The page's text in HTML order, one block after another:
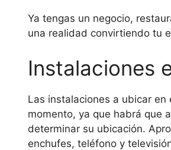
Ya tengas un negocio,
una realidad convirtiendo tu
Instalaciones
Las instalaciones a ubicar
momento, ya que habrá que
determinar su ubicación.
enchufes, teléfono y